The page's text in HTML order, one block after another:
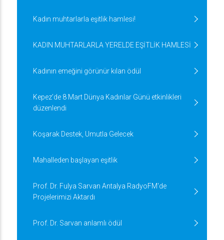
Kadın muhtarlarla eşitlik hamlesi!
KADIN MUHTARLARLA YERELDE EŞİTLİK HAMLESİ
Kadının emeğini görünür kılan ödül
Kepez’de 8 Mart Dünya Kadınlar Günü etkinlikleri
düzenlendi
Koşarak Destek, Umutla Gelecek
Mahalleden başlayan eşitlik
Prof. Dr. Fulya Sarvan Antalya RadyoFM'de
Projelerimizi Aktardı
Prof. Dr. Sarvan anlamlı ödül